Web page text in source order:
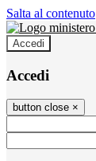
Salta al contenuto
Accedi
Accedi
button close ×